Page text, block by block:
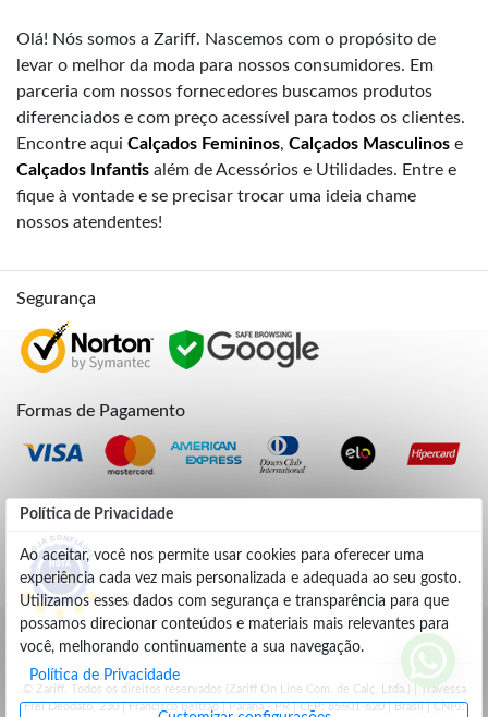
Política de Privacidade
Ao aceitar, você nos permite usar cookies para oferecer uma
experiência cada vez mais personalizada e adequada ao seu gosto.
Utilizamos esses dados com segurança e transparência para que
possamos direcionar conteúdos e materiais mais relevantes para
você, melhorando continuamente a sua navegação.
Política de Privacidade
Olá! Nós somos a Zariff. Nascemos com o propósito de
levar o melhor da moda para nossos consumidores. Em
parceria com nossos fornecedores buscamos produtos
diferenciados e com preço acessível para todos os clientes.
Encontre aqui Calçados Femininos, Calçados Masculinos e
Calçados Infantis além de Acessórios e Utilidades. Entre e
fique à vontade e se precisar trocar uma ideia chame
nossos atendentes!
Segurança
Formas de Pagamento
Credibilidade
4.9
© Zariff. Todos os direitos reservados (Zariff On Line Com. de Calç. Ltda.) | Travessa
Frei Deodato, 230 | Francisco Beltrão | Parana - PR | CEP: 85601-620 | Brasil | CNPJ: